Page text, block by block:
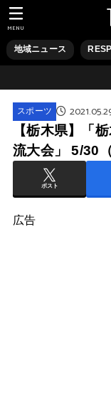
地域ニュース
MENU
スポーツ
【栃木県】「
流大会」 5/30
ポスト
広告